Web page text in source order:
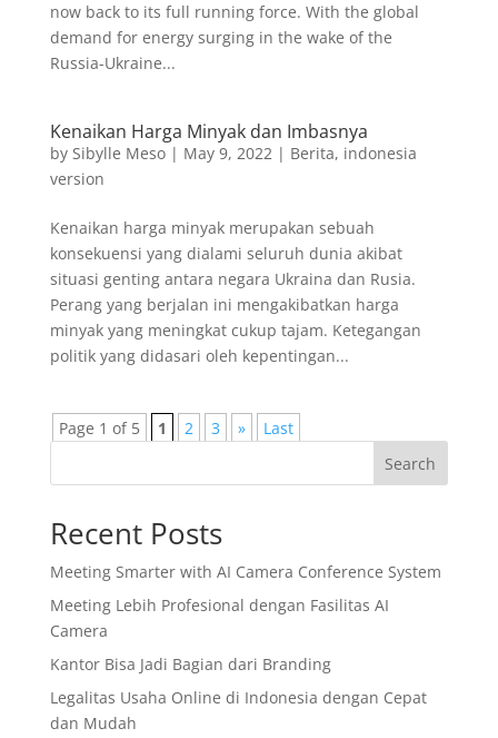
now back to its full running force. With the global
demand for energy surging in the wake of the
Russia-Ukraine...
Kenaikan Harga Minyak dan Imbasnya
by Sibylle Meso| May 9, 2022| Berita, indonesia
version
Kenaikan harga minyak merupakan sebuah
konsekuensi yang dialami seluruh dunia akibat
situasi genting antara negara Ukraina dan Rusia.
Perang yang berjalan ini mengakibatkan harga
minyak yang meningkat cukup tajam. Ketegangan
politik yang didasari oleh kepentingan...
Page 1 of 5 1 2 3 »
Last
Search
Recent Posts
Meeting Smarter with AI Camera Conference System
Meeting Lebih Profesional dengan Fasilitas AI
Camera
Kantor Bisa Jadi Bagian dari Branding
Legalitas Usaha Online di Indonesia dengan Cepat
dan Mudah